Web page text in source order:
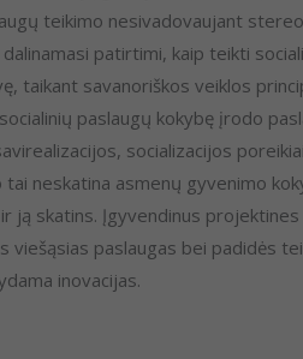
teikimo nesivadovaujant
patirtimi, kaip teikti
taikant savanoriškos veiklos
paslaugų kokybę įrodo
socializacijos
tai neskatina asmenų gyvenimo
ją skatins. Įgyvendinus
viešąsias paslaugas bei padidės
inovacijas.